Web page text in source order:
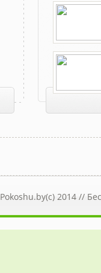
Pokoshu.by(c) 2014 //